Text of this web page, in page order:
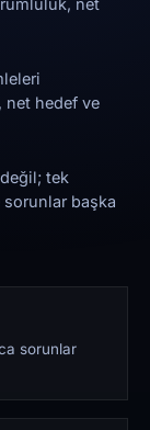
net
net hedef ve
değil; tek
sorunlar başka
sorunlar